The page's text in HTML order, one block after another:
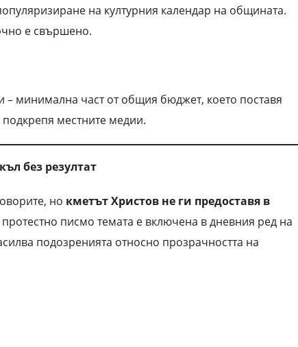
на културния календар на общината.
е свършено.
– минимална част от общия бюджет, което поставя
местните медии.
без резултат
но кметът Христов не ги предоставя в
писмо темата е включена в дневния ред на
подозренията относно прозрачността на